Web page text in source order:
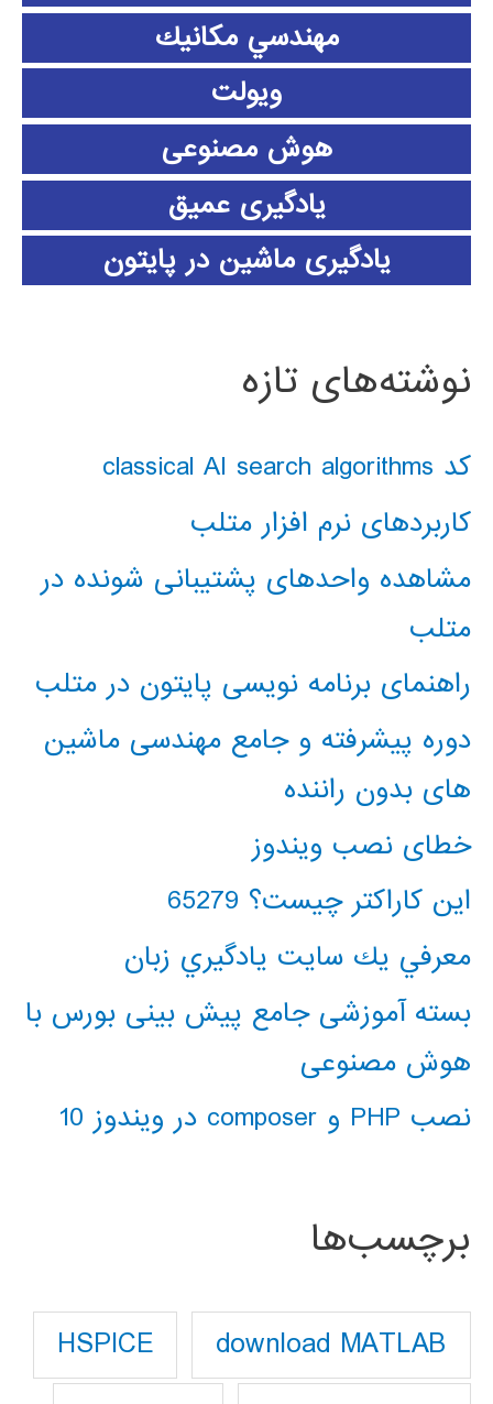
مهندسي مكانيك
ویولت
هوش مصنوعی
یادگیری عمیق
یادگیری ماشین در پایتون
نوشته‌های تازه
کد classical AI search algorithms
کاربردهای نرم افزار متلب
مشاهده واحدهای پشتیبانی شونده در
متلب
راهنمای برنامه نویسی پایتون در متلب
دوره پیشرفته و جامع مهندسی ماشین
های بدون راننده
خطای نصب ویندوز
این کاراکتر چیست؟ 65279
معرفي يك سايت يادگيري زبان
بسته آموزشی جامع پیش بینی بورس با
هوش مصنوعی
نصب PHP و composer در ویندوز 10
برچسب‌ها
download MATLAB
HSPICE